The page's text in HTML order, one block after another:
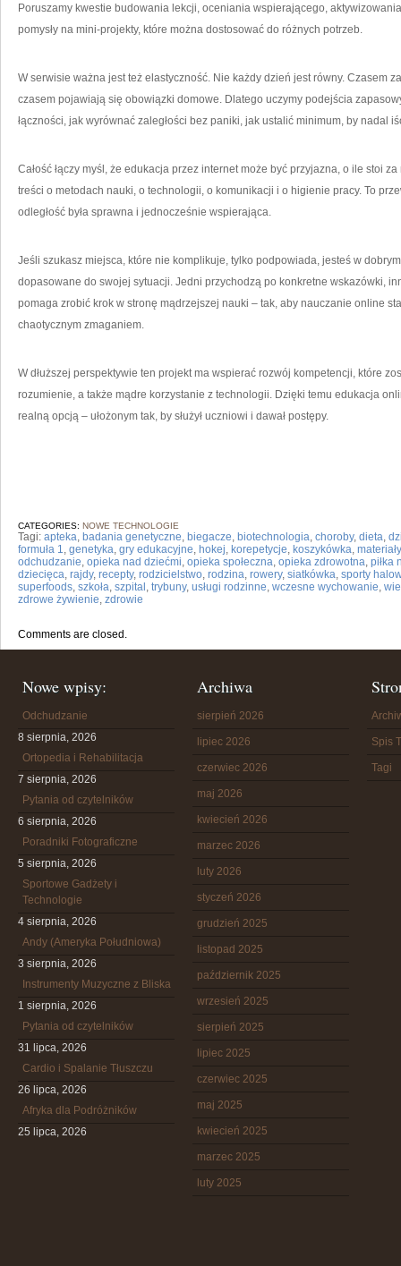
Poruszamy kwestie budowania lekcji, oceniania wspierającego,
pomysły na mini-projekty, które można dostosować do różnych potrzeb.
W serwisie ważna jest też elastyczność. Nie każdy dzień jest równy. Czasem
czasem pojawiają się obowiązki domowe. Dlatego uczymy podejścia
łączności, jak wyrównać zaległości bez paniki, jak ustalić minimum, by nadal
Całość łączy myśl, że edukacja przez internet może być przyjazna, o ile stoi
treści o metodach nauki, o technologii, o komunikacji i o higienie pracy. To
odległość była sprawna i jednocześnie wspierająca.
Jeśli szukasz miejsca, które nie komplikuje, tylko podpowiada, jesteś w
dopasowane do swojej sytuacji. Jedni przychodzą po konkretne wskazówki,
pomaga zrobić krok w stronę mądrzejszej nauki – tak, aby nauczanie online
chaotycznym zmaganiem.
W dłuższej perspektywie ten projekt ma wspierać rozwój kompetencji, które
rozumienie, a także mądre korzystanie z technologii. Dzięki temu edukacja
realną opcją – ułożonym tak, by służył uczniowi i dawał postępy.
CATEGORIES: NOWE TECHNOLOGIE
Tagi: apteka, badania genetyczne, biegacze, biotechnologia, choroby, dieta,
formuła 1, genetyka, gry edukacyjne, hokej, korepetycje, koszykówka,
odchudzanie, opieka nad dziećmi, opieka społeczna, opieka zdrowotna, piłka
dziecięca, rajdy, recepty, rodzicielstwo, rodzina, rowery, siatkówka, sporty
superfoods, szkoła, szpital , trybuny, usługi rodzinne, wczesne wychowanie,
zdrowe żywienie, zdrowie
Comments are closed.
Nowe wpisy:
Odchudzanie
8 sierpnia, 2026
Ortopedia i Rehabilitacja
7 sierpnia, 2026
Pytania od czytelników
6 sierpnia, 2026
Poradniki Fotograficzne
5 sierpnia, 2026
Sportowe Gadżety i
Technologie
4 sierpnia, 2026
Andy (Ameryka Południowa)
3 sierpnia, 2026
Instrumenty Muzyczne z Bliska
1 sierpnia, 2026
Pytania od czytelników
31 lipca, 2026
Cardio i Spalanie Tłuszczu
26 lipca, 2026
Afryka dla Podróżników
25 lipca, 2026
Archiwa
sierpień 2026
lipiec 2026
czerwiec 2026
maj 2026
kwiecień 2026
marzec 2026
luty 2026
styczeń 2026
grudzień 2025
listopad 2025
październik 2025
wrzesień 2025
sierpień 2025
lipiec 2025
czerwiec 2025
maj 2025
kwiecień 2025
marzec 2025
luty 2025
Spis
Tagi